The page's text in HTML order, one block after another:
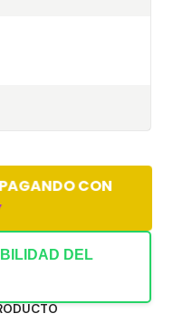
Renault Scenic 1.6
CON
DEL